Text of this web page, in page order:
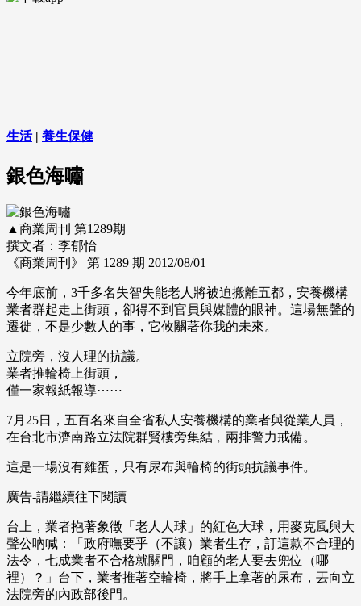
生活| 養生保健
銀色海嘯
▲商業周刊 第1289期
撰文者：李郁怡
《商業周刊》 第 1289 期 2012/08/01
今年底前，3千多名失智失能老人將被迫搬離五都，安養機構
業者群起走上街頭，卻得不到官員與媒體的眼神。這場無聲的
遷徙，不是少數人的事，它攸關著你我的未來。
立院旁，沒人理的抗議。
業者推輪椅上街頭，
僅一家報紙報導⋯⋯
7月25日，五百名來自全省私人安養機構的業者與從業人員，
在台北市濟南路立法院群賢樓旁集結﹐兩排警力戒備。
這是一場沒有雞蛋，只有尿布與輪椅的街頭抗議事件。
廣告-請繼續往下閱讀
台上，業者抱著象徵「老人人球」的紅色大球，用麥克風與大
聲公吶喊：「政府嘸要乎（不讓）業者生存，訂這款不合理的
法令，七成業者不合格就關門，咱顧的老人要去兜位（哪
裡）？」台下，業者推著空輪椅，將手上拿著的尿布，丟向立
法院旁的內政部後門。